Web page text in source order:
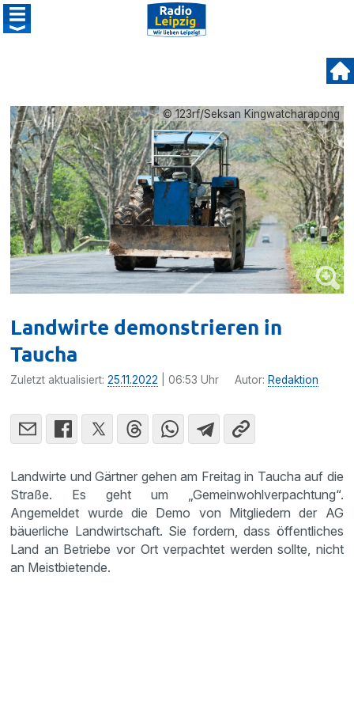
© 123rf/Seksan Kingwatcharapong
Landwirte demonstrieren in
Taucha
Zuletzt aktualisiert:25.11.2022 | 06:53 Uhr Autor: Redaktion
Landwirte und Gärtner gehen am Freitag in Taucha auf die
Straße. Es geht um „Gemeinwohlverpachtung“.
Angemeldet wurde die Demo von Mitgliedern der AG
bäuerliche Landwirtschaft. Sie fordern, dass öffentliches
Land an Betriebe vor Ort verpachtet werden sollte, nicht
an Meistbietende.